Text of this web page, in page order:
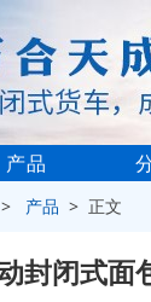
产品
> 产品 > 正文
封闭式面